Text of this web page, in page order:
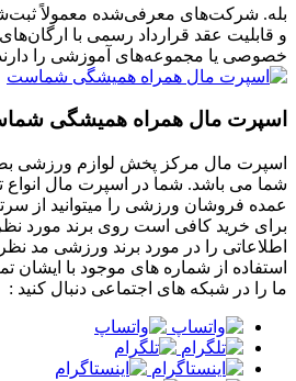
بله. شرکت‌های معرفی‌شده معمولاً
و قابلیت عقد قرارداد رسمی با
خصوصی یا مجموعه‌های آموزشی را
اسپرت مال همراه همیشگی
اسپرت مال مرکز پخش لوازم ورزشی
شما می باشد. شما در اسپرت مال
عمده فروشان ورزشی را میتوانید از
برای خرید کافی است روی برند مورد
اطلاعاتی را در مورد برند ورزشی مد
استفاده از شماره های موجود با ایشان
ما را در شبکه های اجتماعی دنبال کنید :